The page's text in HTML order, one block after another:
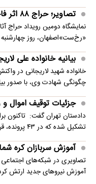
تصاویر؛ حراج ۸۸ اثر فاخر از عهد تیموریان تا دوره معاصر
نمایشگاه دومین رویداد حراج
«رخ‌ست»اصفهان، روز چهارشنبه (۱۴ مرداد ۱۴۰۵) در تالار هنر
بیانیه خانواده علی
خانواده شهید لاریجانی در
چگونگی شهادت وی، با صدور
جزئیات توقیف اموال
تشکیل شده که در ۴۳ پرونده، قرار جلب دادرسی صادر شده اس…
آموزش سربازان کره
تصاویری در شبکه‌های
آموزش نیروهای جدید ارتش